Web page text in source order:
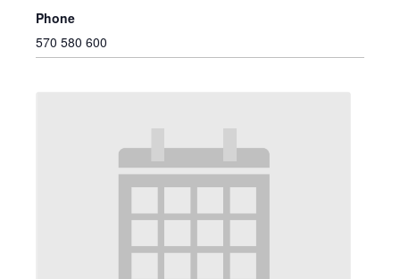
Phone
570 580 600